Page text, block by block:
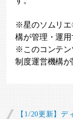
※星のソムリエ
構が管理・運用
※このコンテン
制度運営機構が
【1/20更新】